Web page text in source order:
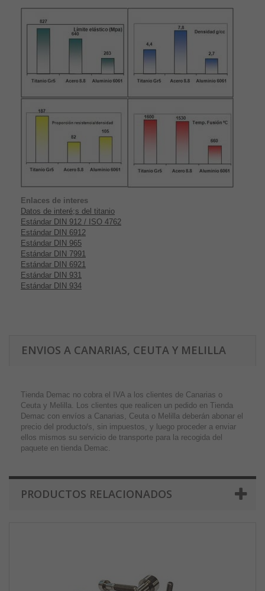
Enlaces de interes
Datos de interé;s del titanio
Estándar DIN 912 / ISO 4762
Estándar DIN 6912
Estándar DIN 965
Estándar DIN 7991
Estándar DIN 6921
Estándar DIN 931
Estándar DIN 934
ENVIOS A CANARIAS, CEUTA Y MELILLA
Tienda Demac no cobra el IVA a los clientes de Canarias o
Ceuta y Melilla. Los clientes que realicen un pedido en Tienda
Demac con envíos a Canarias, Ceuta o Melilla deberán abonar el
precio del producto/s, sin impuestos, y luego proceder a enviar
ellos mismos su servicio de transporte para la recogida del
paquete en tienda Demac.
PRODUCTOS RELACIONADOS